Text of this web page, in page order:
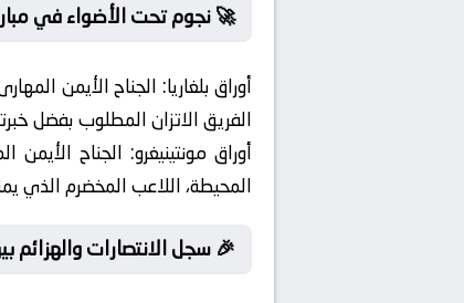
🚀 نجوم تحت الأضواء في
أوراق بلغاريا: الجناح الأيمن
الفريق الاتزان المطلوب بفضل
أوراق مونتينيغرو: الجناح الأيمن
المحيطة، اللاعب المخضرم الذي
🎉 سجل الانتصارات والهزائم